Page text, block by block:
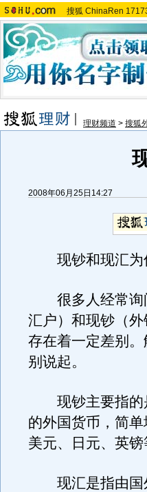
搜狐 ChinaRen
理财频道 > 搜狐
2008年06月25日14:27
现钞和现汇为
很多人经常询
汇户）和现钞（
存在着一定差别
别说起。
现钞主要指的
的外国货币，简
美元、日元、英镑
现汇是指由国